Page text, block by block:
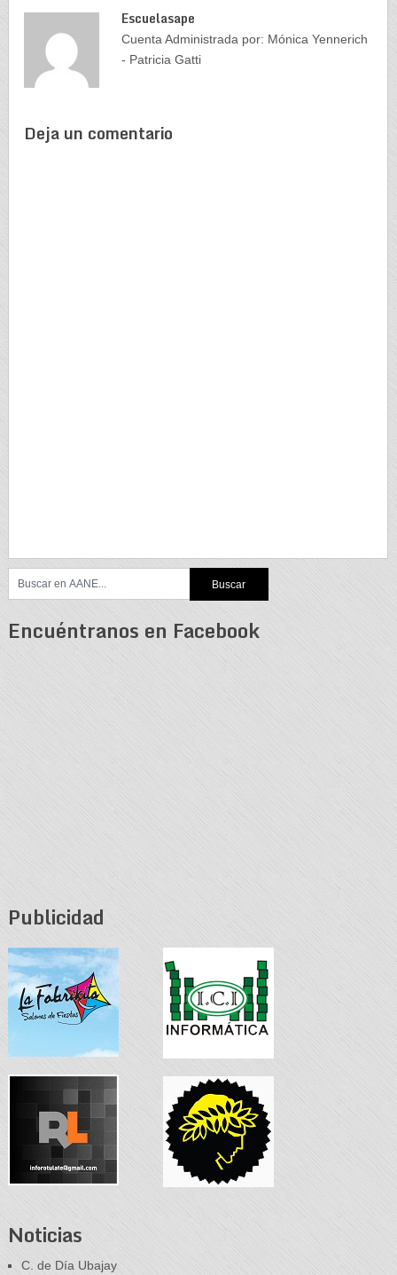
Escuelasape
Cuenta Administrada por: Mónica Yennerich
- Patricia Gatti
Deja un comentario
Encuéntranos en Facebook
Publicidad
Noticias
C. de Día Ubajay